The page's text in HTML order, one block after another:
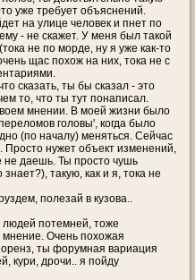
уже требует объяснений.
на улице человек и пнет по
- не скажет. У меня был такой
не по морде, ну я уже как-то
щас похож на них, тока не с
сказать, ты бы сказал - это
то, что ты тут понаписал.
мнении. В моей жизни было
головы', когда было
(по началу) меняться. Сейчас
Просто нужет объект изменений,
не даешь. Ты просто чушь
такую, как и я, тока не
полезай в кузова..
потемней, тоже
Очень похожая
ты форумная вариация
кури, дрочи.. я пойду